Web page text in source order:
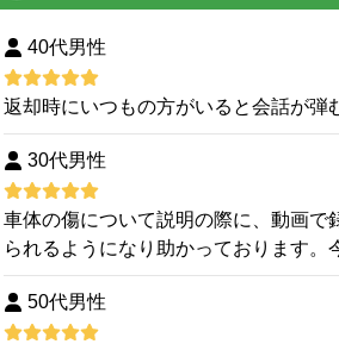
40代男性
返却時にいつもの方がいると会話が弾
30代男性
車体の傷について説明の際に、動画で
られるようになり助かっております。
50代男性